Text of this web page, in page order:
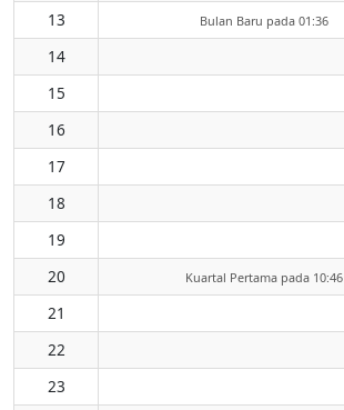
13 Bulan Baru pada 01:36
14
15
16
17
18
19
20
Kuartal Pertama pada 10:46
21
22
23